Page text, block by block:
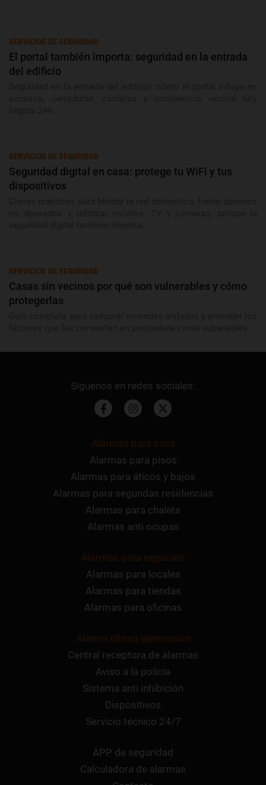
SERVICIOS DE SEGURIDAD
El portal también importa: seguridad en la entrada
del edificio
SERVICIOS DE SEGURIDAD
Seguridad digital en casa: protege tu WiFi y tus
dispositivos
SERVICIOS DE SEGURIDAD
Casas sin vecinos por qué son vulnerables y cómo
protegerlas
Alarmas para casa
Alarmas para pisos
Alarmas para áticos y bajos
Alarmas para segundas residencias
Alarmas para chalets
Alarmas anti ocupas
Alarmas para negocios
Alarmas para locales
Alarmas para tiendas
Alarmas para oficinas
Alarma última generación
Central receptora de alarmas
Aviso a la policía
Sistema anti inhibición
Dispositivos
Servicio técnico 24/7
APP de seguridad
Calculadora de alarmas